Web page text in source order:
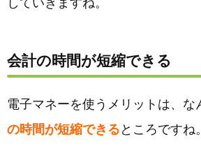
会計の時間が短縮できる
電子マネーを使うメリットは、な
の時間が短縮できる ところですね。